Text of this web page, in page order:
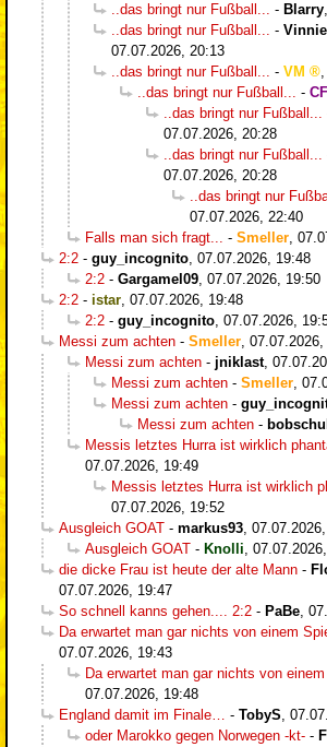
..das bringt nur Fußball... - Blarry,
..das bringt nur Fußball... -
07.07.2026, 20:13
..das bringt nur Fußball... - VM ,
..das bringt nur Fußball... - CF
..das bringt nur Fußball...
07.07.2026, 20:28
..das bringt nur Fußball...
07.07.2026, 20:28
..das bringt nur
07.07.2026, 22:40
Falls man sich fragt... - Smeller,
2:2 - guy_incognito, 07.07.2026, 19:48
2:2 - Gargamel09, 07.07.2026, 19:50
2:2 - istar, 07.07.2026, 19:48
2:2 - guy_incognito, 07.07.2026,
Messi zum achten - Smeller,
Messi zum achten - jniklast,
Messi zum achten - Smeller,
Messi zum achten -
Messi zum achten -
Messis letztes Hurra ist wirklich
07.07.2026, 19:49
Messis letztes Hurra ist wirklich
07.07.2026, 19:52
Ausgleich GOAT - markus93,
Ausgleich GOAT - Knolli,
die dicke Frau ist heute der alte Mann -
07.07.2026, 19:47
So schnell kanns gehen.... 2:2 - PaBe,
Da erwartet man gar nichts von einem
07.07.2026, 19:43
Da erwartet man gar nichts von
07.07.2026, 19:48
England damit im Finale… - TobyS,
oder Marokko gegen Norwegen -kt- -